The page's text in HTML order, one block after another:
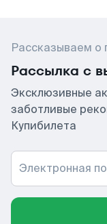
Рассказываем о
Рассылка с
Эксклюзивные
заботливые
Купибилета
Электронная